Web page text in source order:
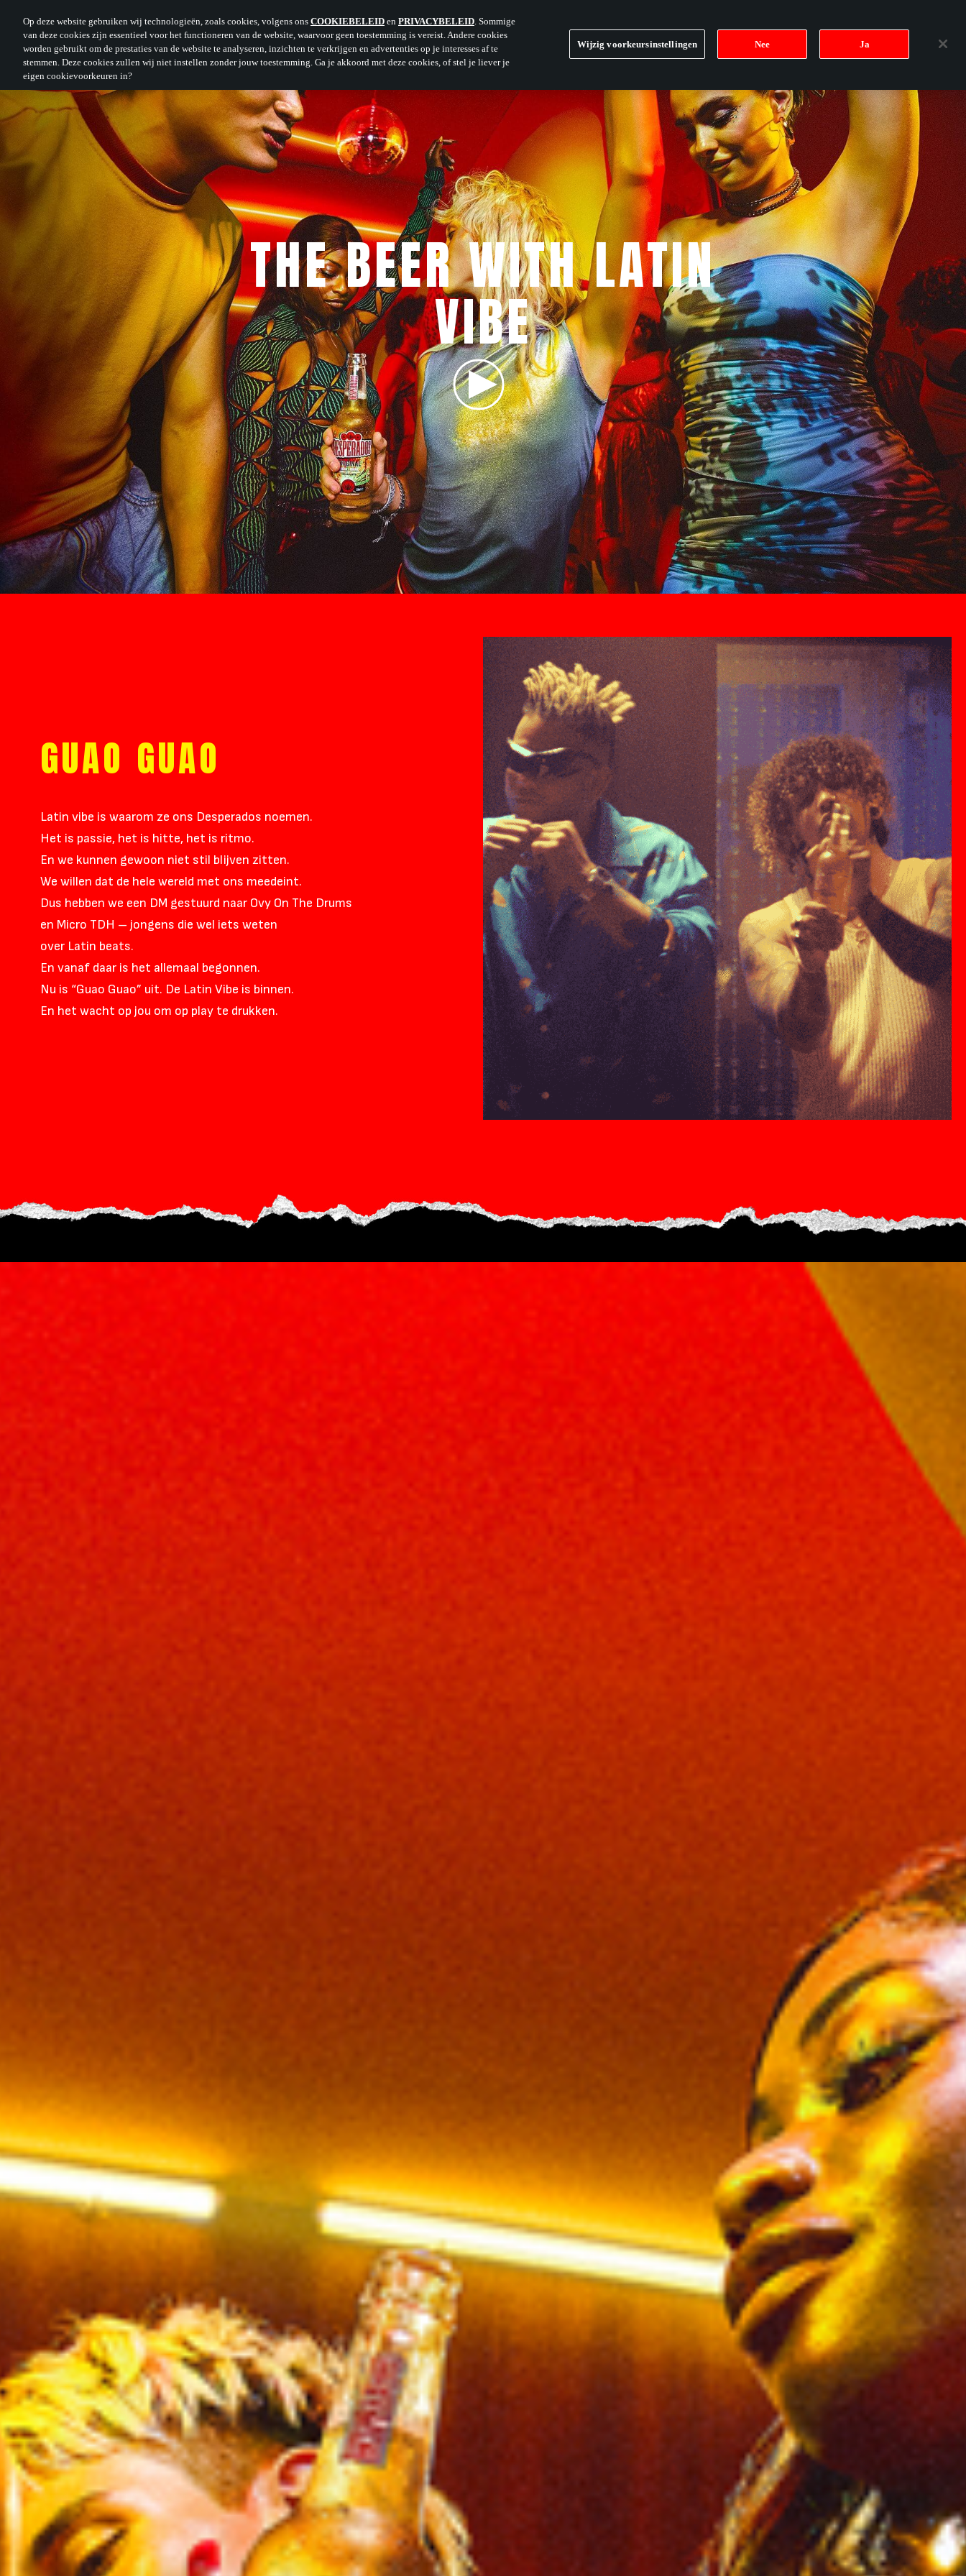
ONZE PRODUCTEN LATIN VIBE NIEUWSBRIEF WIN TICKETS
THE BEER WITH LATIN
VIBE
GUAO GUAO
Latin vibe is waarom ze ons Desperados noemen.
Het is passie, het is hitte, het is ritmo.
En we kunnen gewoon niet stil blijven zitten.
We willen dat de hele wereld met ons meedeint.
Dus hebben we een DM gestuurd naar Ovy On The Drums
en Micro TDH – jongens die wel iets weten
over Latin beats.
En vanaf daar is het allemaal begonnen.
Nu is “Guao Guao” uit. De Latin Vibe is binnen.
En het wacht op jou om op play te drukken.
Op deze website gebruiken wij technologieën, zoals cookies, volgens ons COOKIEBELEID en PRIVACYBELEID. Sommige
van deze cookies zijn essentieel voor het functioneren van de website, waarvoor geen toestemming is vereist. Andere cookies
worden gebruikt om de prestaties van de website te analyseren, inzichten te verkrijgen en advertenties op je interesses af te
stemmen. Deze cookies zullen wij niet instellen zonder jouw toestemming. Ga je akkoord met deze cookies, of stel je liever je
eigen cookievoorkeuren in?
Wijzig voorkeursinstellingen Nee Ja